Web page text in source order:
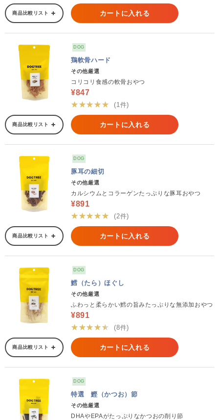
商品比較リスト カートに入れる
DOG
鶏軟骨ハード
その他厳選
コリコリ食感の軟骨おやつ
¥847
★★★★★
(1件)
商品比較リスト カートに入れる
DOG
豚耳の細切
その他厳選
カルシウムとコラーゲンたっぷりな豚耳おやつ
¥891
★★★★★
(2件)
商品比較リスト カートに入れる
DOG
鱈（たら）ほぐし
その他厳選
ふわっと柔らかい鱈の旨みたっぷりな無添加おやつ
¥891
★★★★★
(8件)
商品比較リスト カートに入れる
DOG
特選 鰹（かつお）節
その他厳選
DHAやEPAがたっぷりなかつおの削り節